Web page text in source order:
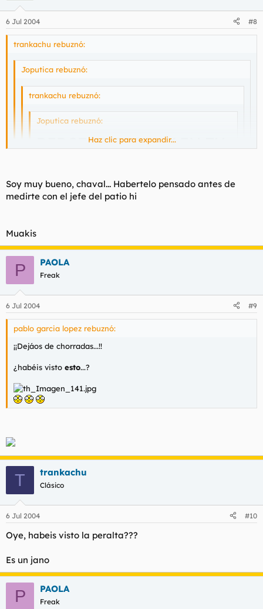
6 Jul 2004 #8
trankachu rebuznó:
Joputica rebuznó:
trankachu rebuznó:
Joputica rebuznó:
REBOTA REBOTA Y EN TU
hihi Haz clic para expandir...
TU TIA EN PELOTAS!!!
Haz clic para expandir...
ESCUDO PARA SIEMPRE
MIERDA!! NADA PUEDE GANAR
Haz clic para expandir...
Soy muy bueno, chaval... Habertelo pensado antes de
medirte con el jefe del patio hi
Muakis
P PAOLA
Freak
6 Jul 2004 #9
pablo garcia lopez rebuznó:
¡¡Dejáos de chorradas...!!
¿habéis visto esto...?
T trankachu
Clásico
6 Jul 2004 #10
Oye, habeis visto la peralta???
Es un jano
P PAOLA
Freak